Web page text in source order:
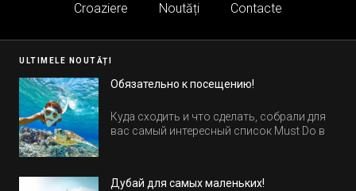
Croaziere
Noutăți Contacte
ULTIMELE NOUTĂȚI
Обязательно к посещению!
Куда сходить и что сделать, собрали для
вас самый интересный список Must Do в
Дубай для самых маленьких!